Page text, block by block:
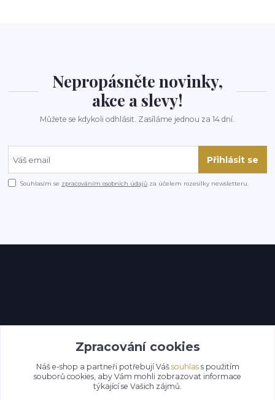
Nepropásněte novinky,
akce a slevy!
Můžete se kdykoli odhlásit. Zasíláme jednou za 14 dní.
Přihlásit se
Souhlasím se zpracováním osobních údajů za účelem rozesílky newsletteru.
Zpracování cookies
Náš e-shop a partneři potřebují Váš souhlass použitím
souborů cookies, aby Vám mohli zobrazovat informace
týkající se Vašich zájmů.